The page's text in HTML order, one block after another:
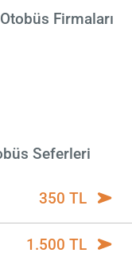
Firmaları
Seferleri
350 TL
1.500 TL